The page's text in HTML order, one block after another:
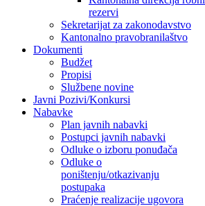
rezervi
Sekretarijat za zakonodavstvo
Kantonalno pravobranilaštvo
Dokumenti
Budžet
Propisi
Službene novine
Javni Pozivi/Konkursi
Nabavke
Plan javnih nabavki
Postupci javnih nabavki
Odluke o izboru ponuđača
Odluke o
poništenju/otkazivanju
postupaka
Praćenje realizacije ugovora